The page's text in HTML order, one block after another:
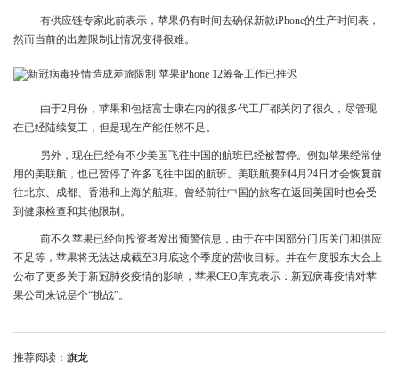
有供应链专家此前表示，苹果仍有时间去确保新款iPhone的生产时间表，
然而当前的出差限制让情况变得很难。
由于2月份，苹果和包括富士康在内的很多代工厂都关闭了很久，尽管现
在已经陆续复工，但是现在产能任然不足。
另外，现在已经有不少美国飞往中国的航班已经被暂停。例如苹果经常使
用的美联航，也已暂停了许多飞往中国的航班。美联航要到4月24日才会恢复前
往北京、成都、香港和上海的航班。曾经前往中国的旅客在返回美国时也会受
到健康检查和其他限制。
前不久苹果已经向投资者发出预警信息，由于在中国部分门店关门和供应
不足等，苹果将无法达成截至3月底这个季度的营收目标。并在年度股东大会上
公布了更多关于新冠肺炎疫情的影响，苹果CEO库克表示：新冠病毒疫情对苹
果公司来说是个“挑战”。
推荐阅读： 旗龙